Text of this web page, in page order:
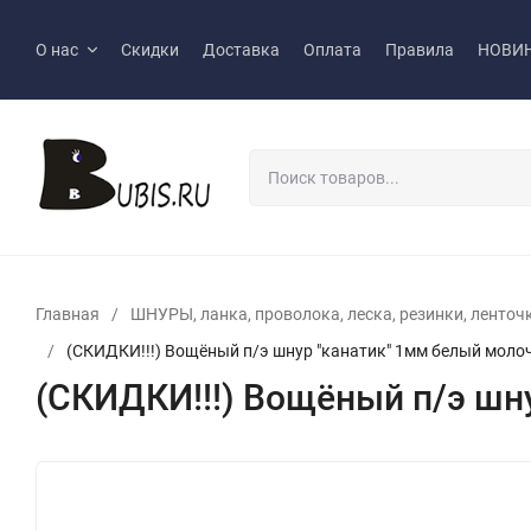
О нас Скидки Доставка Оплата Правила
Главная /
ШНУРЫ, ланка, проволока, леска, резинки,
/
(СКИДКИ!!!) Вощёный п/э шнур "канатик" 1мм белый
(СКИДКИ!!!) Вощёный п/э